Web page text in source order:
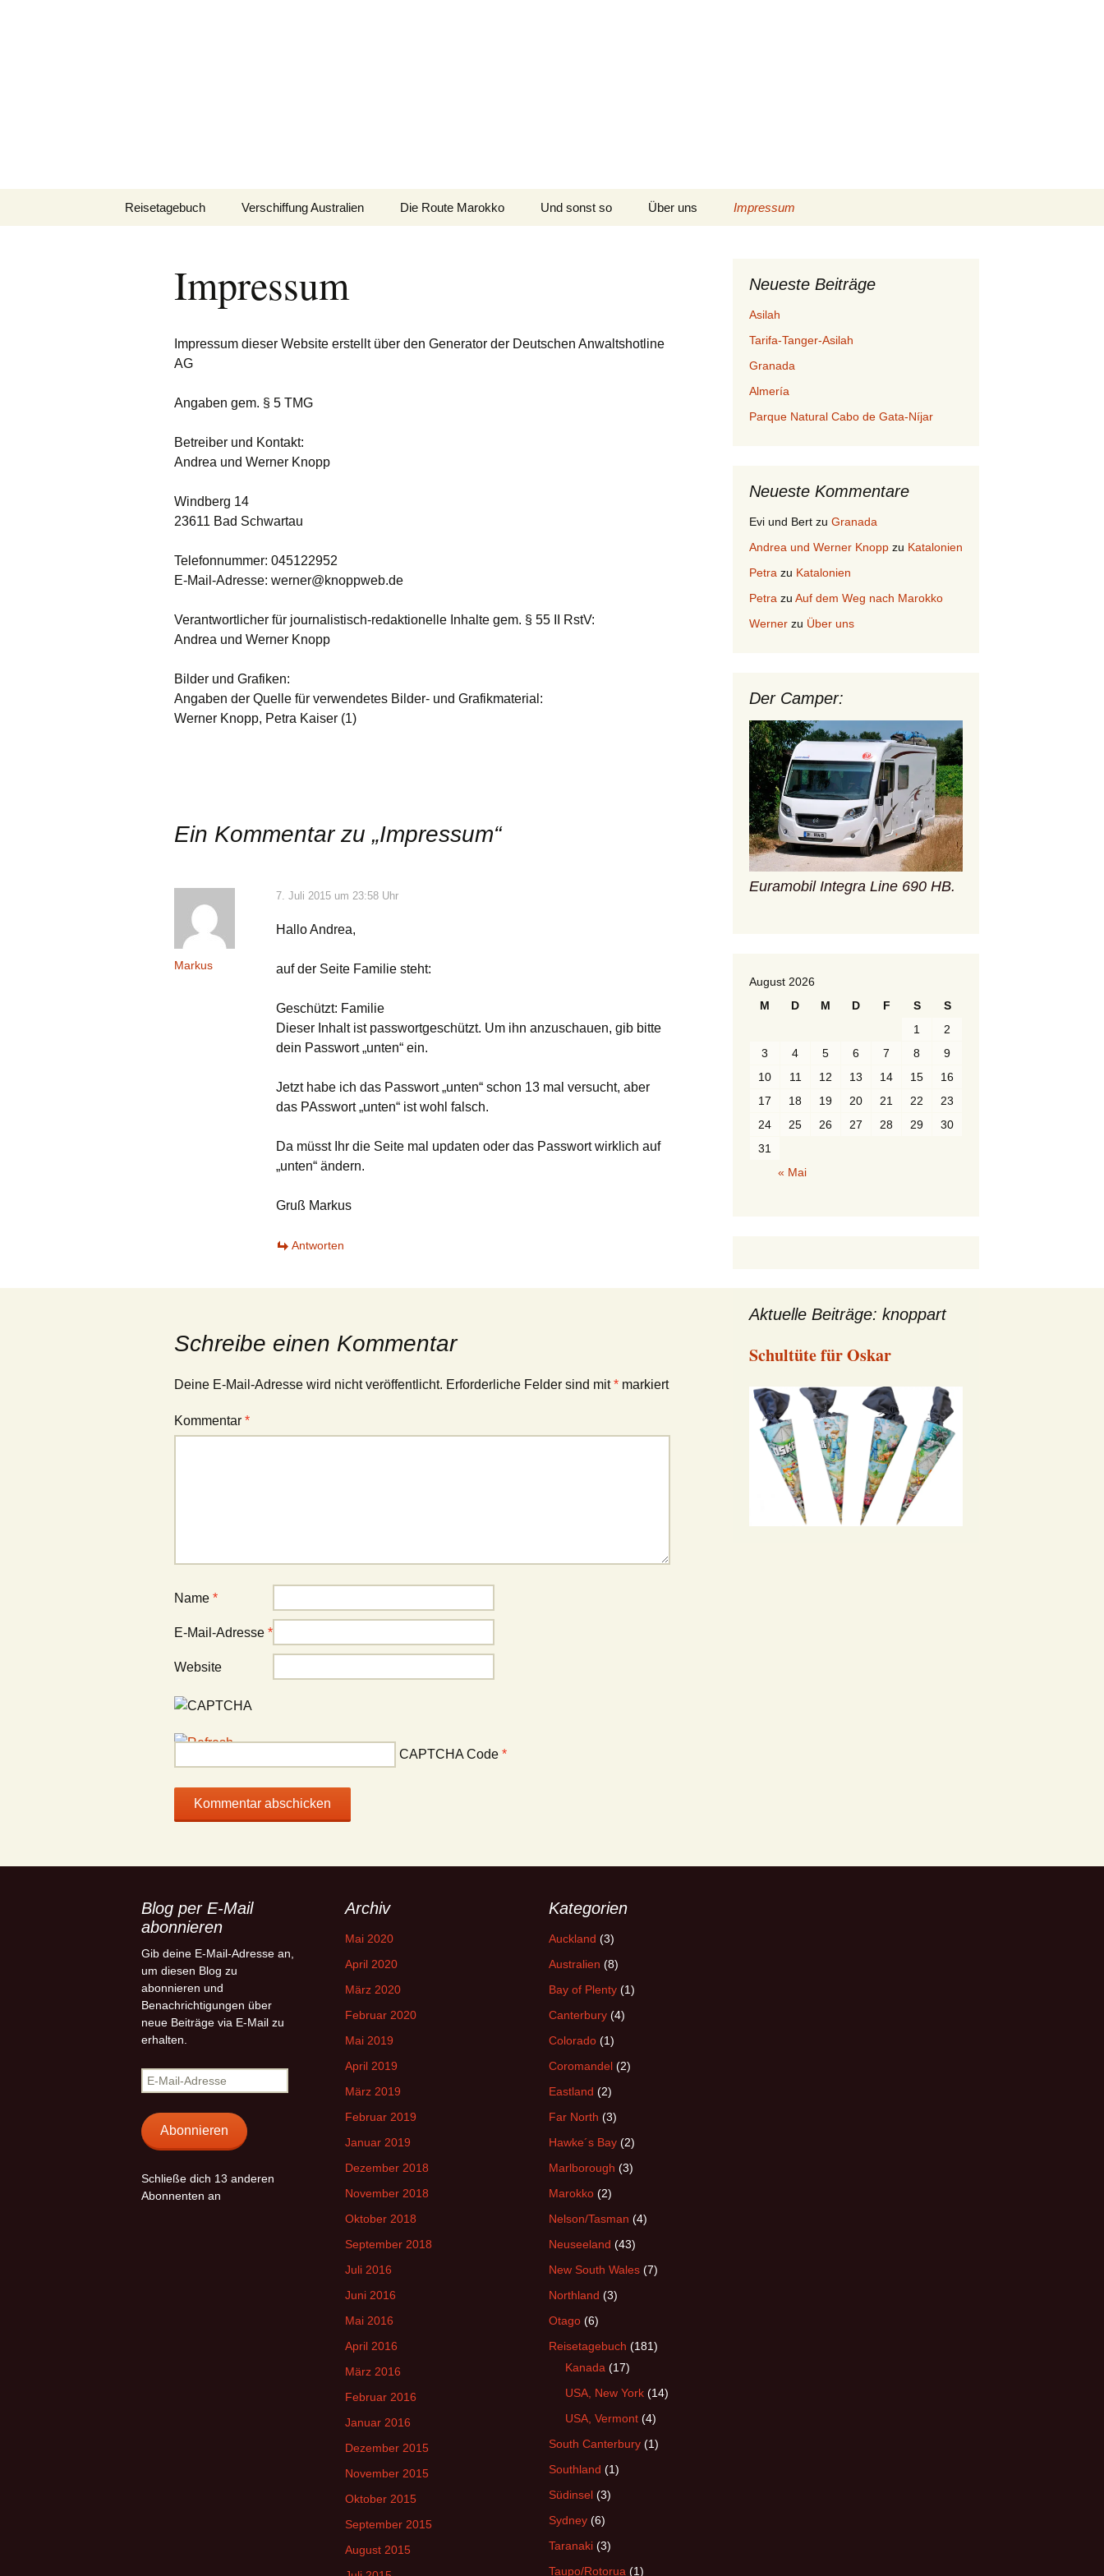
Reisetagebuch Verschiffung Australien
Verschiffung
Die Route Marokko Und sonst so Über uns Impressum
Cookie-Richtlinie (EU)
Impressum
Impressum dieser Website erstellt über den Generator der Deutschen Anwaltshotline
AG
Angaben gem. § 5 TMG
Betreiber und Kontakt:
Andrea und Werner Knopp
Windberg 14
23611 Bad Schwartau
Telefonnummer: 045122952
E-Mail-Adresse: werner@knoppweb.de
Verantwortlicher für journalistisch-redaktionelle Inhalte gem. § 55 II RstV:
Andrea und Werner Knopp
Bilder und Grafiken:
Angaben der Quelle für verwendetes Bilder- und Grafikmaterial:
Werner Knopp, Petra Kaiser (1)
Ein Kommentar zu „Impressum“
Markus
7. Juli 2015 um 23:58 Uhr
Hallo Andrea,
auf der Seite Familie steht:
Geschützt: Familie
Dieser Inhalt ist passwortgeschützt. Um ihn anzuschauen, gib bitte
dein Passwort „unten“ ein.
Jetzt habe ich das Passwort „unten“ schon 13 mal versucht, aber
das PAsswort „unten“ ist wohl falsch.
Da müsst Ihr die Seite mal updaten oder das Passwort wirklich auf
„unten“ ändern.
Gruß Markus
Antworten
Schreibe einen Kommentar
Deine E-Mail-Adresse wird nicht veröffentlicht. Erforderliche Felder sind mit* markiert
Kommentar *
Name *
E-Mail-Adresse *
Website
CAPTCHA Code *
Neueste Beiträge
Asilah
Tarifa-Tanger-Asilah
Granada
Almería
Parque Natural Cabo de Gata-Níjar
Neueste Kommentare
Evi und Bert zu Granada
Andrea und Werner Knopp zu Katalonien
Petra zu Katalonien
Petra zu Auf dem Weg nach Marokko
Werner zu Über uns
Der Camper:
Euramobil Integra Line 690 HB.
August 2026
M
D M D F S
S
1
2
3
4 5 6 7 8
9
10
11 12 13 14 15
16
17
18 19 20 21 22
23
24
25 26 27 28 29
30
31
« Mai
Aktuelle Beiträge: knoppart
Schultüte für Oskar
Blog per E-Mail
abonnieren
Gib deine E-Mail-Adresse an,
um diesen Blog zu
abonnieren und
Benachrichtigungen über
neue Beiträge via E-Mail zu
erhalten.
E-
Mail-
Adresse
Abonnieren
Schließe dich 13 anderen
Abonnenten an
Archiv
Mai 2020
April 2020
März 2020
Februar 2020
Mai 2019
April 2019
März 2019
Februar 2019
Januar 2019
Dezember 2018
November 2018
Oktober 2018
September 2018
Juli 2016
Juni 2016
Mai 2016
April 2016
März 2016
Februar 2016
Januar 2016
Dezember 2015
November 2015
Oktober 2015
September 2015
August 2015
Kategorien
Auckland (3)
Australien (8)
Bay of Plenty (1)
Canterbury (4)
Colorado (1)
Coromandel (2)
Eastland (2)
Far North (3)
Hawke´s Bay (2)
Marlborough (3)
Marokko (2)
Nelson/Tasman (4)
Neuseeland (43)
New South Wales (7)
Northland (3)
Otago (6)
Reisetagebuch (181)
Kanada (17)
USA, New York (14)
USA, Vermont (4)
South Canterbury (1)
Southland (1)
Südinsel (3)
Sydney (6)
Taranaki (3)
Taupo/Rotorua (1)